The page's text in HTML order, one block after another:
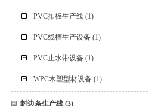
PVC扣板生产线 (1)
PVC线槽生产设备 (1)
PVC止水带设备 (1)
WPC木塑型材设备 (1)
封边条生产线(3)